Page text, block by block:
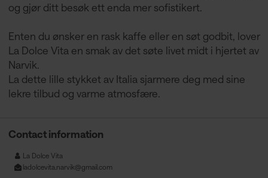
og gjør ditt besøk ett enda mer sofistikert.
Enten du ønsker en rask kaffe eller en søt godbit, lover
La Dolce Vita en smak av det søte livet midt i hjertet av
Narvik.
La dette lille stykket av Italia sjarmere deg med sine
lekre tilbud og varme atmosfære.
Contact information
La Dolce Vita
ladolcevita.narvik@gmail.com